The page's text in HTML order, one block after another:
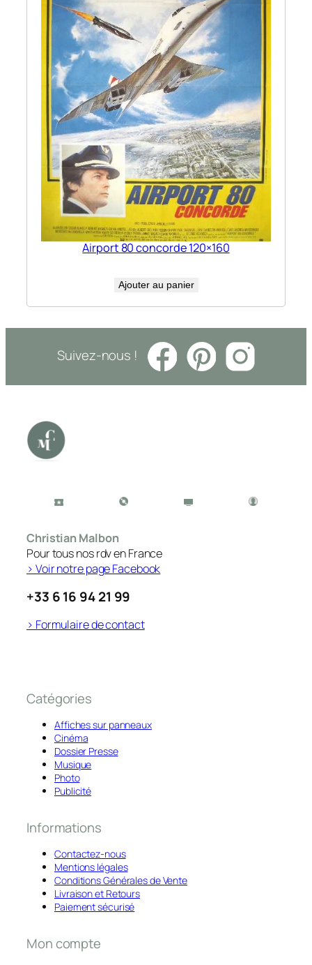
Airport 80 concorde 120×160
Ajouter au panier
Suivez-nous !
Christian Malbon
Pour tous nos rdv en France
> Voir notre page Facebook
+33 6 16 94 21 99
> Formulaire de contact
Catégories
Affiches sur panneaux
Cinéma
Dossier Presse
Musique
Photo
Publicité
Informations
Contactez-nous
Mentions légales
Conditions Générales de Vente
Livraison et Retours
Paiement sécurisé
Mon compte